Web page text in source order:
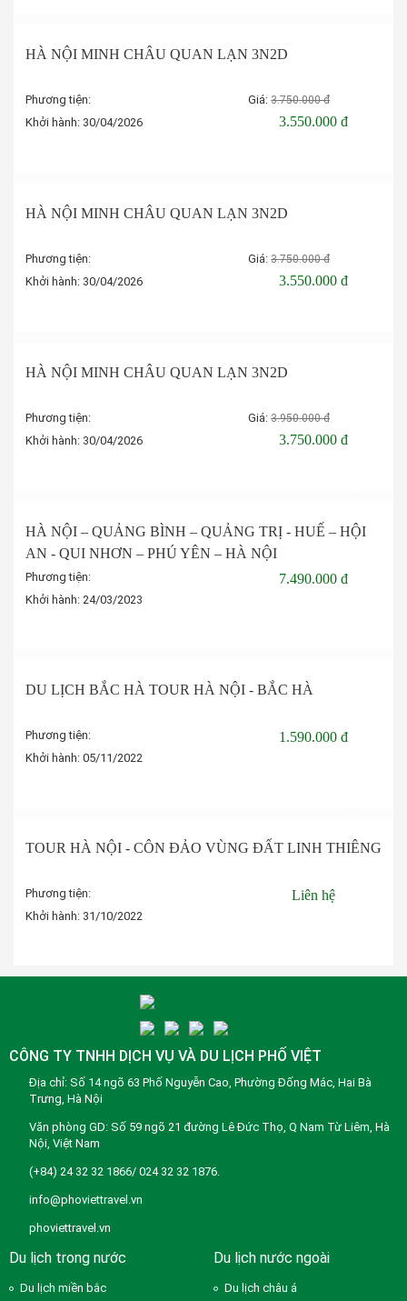
HÀ NỘI MINH CHÂU QUAN LẠN 3N2D
Phương tiện:
Khởi hành: 30/04/2026
Giá:3.750.000 đ
3.550.000 đ
HÀ NỘI MINH CHÂU QUAN LẠN 3N2D
Phương tiện:
Khởi hành: 30/04/2026
Giá:3.750.000 đ
3.550.000 đ
HÀ NỘI MINH CHÂU QUAN LẠN 3N2D
Phương tiện:
Khởi hành: 30/04/2026
Giá:3.950.000 đ
3.750.000 đ
HÀ NỘI – QUẢNG BÌNH – QUẢNG TRỊ - HUẾ – HỘI
AN - QUI NHƠN – PHÚ YÊN – HÀ NỘI
Phương tiện:
Khởi hành: 24/03/2023
7.490.000 đ
DU LỊCH BẮC HÀ TOUR HÀ NỘI - BẮC HÀ
Phương tiện:
Khởi hành: 05/11/2022
1.590.000 đ
TOUR HÀ NỘI - CÔN ĐẢO VÙNG ĐẤT LINH THIÊNG
Phương tiện:
Khởi hành: 31/10/2022
Liên hệ
CÔNG TY TNHH DỊCH VỤ VÀ DU LỊCH PHỐ VIỆT
Địa chỉ: Số 14 ngõ 63 Phố Nguyễn Cao, Phường Đống Mác, Hai Bà
Trưng, Hà Nội
Văn phòng GD: Số 59 ngõ 21 đường Lê Đức Thọ, Q Nam Từ Liêm, Hà
Nội, Việt Nam
(+84) 24 32 32 1866/ 024 32 32 1876.
info@phoviettravel.vn
phoviettravel.vn
Du lịch trong nước
Du lịch miền bắc
Du lịch nước ngoài
Du lịch châu á